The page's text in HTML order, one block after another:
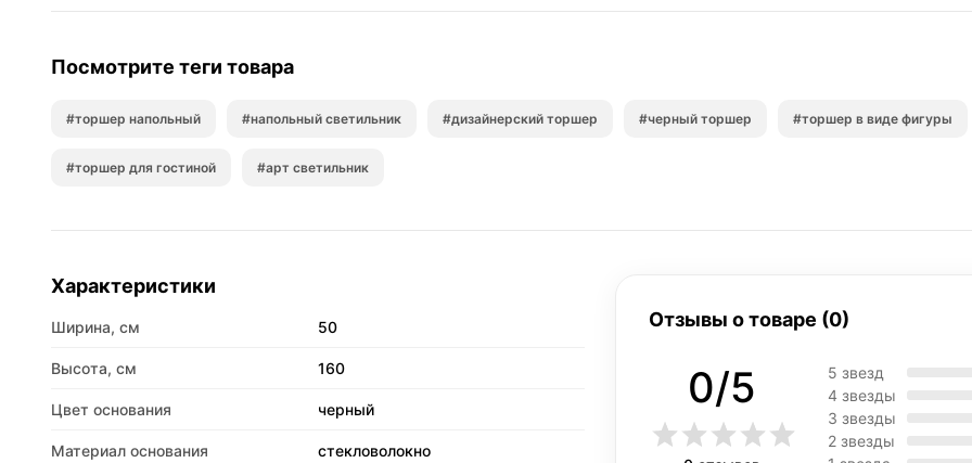
Посмотрите теги товара
#торшер напольный #напольный светильник #дизайнерский торшер #черный торшер #торшер в виде фигуры
#торшер для гостиной #арт светильник
Характеристики
Ширина, см 50
Высота, см 160
Цвет основания черный
Материал основания стекловолокно
Отзывы о товаре (0)
0/5
5 звезд
4 звезды
3 звезды
2 звезды